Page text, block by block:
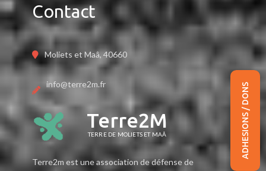
ADHESIONS / DONS
Contact
Moliets et Maâ, 40660
info@terre2m.fr
Terre2M
TERRE DE MOLIETS ET MAÂ
Terre2m est une association de défense de